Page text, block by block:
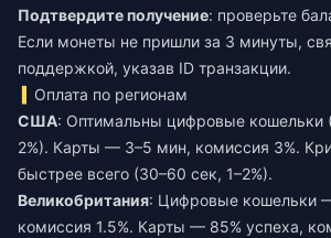
Подтвердите получение: проверьте
Если монеты не пришли за 3 минуты,
поддержкой, указав ID транзакции.
Оплата по регионам
США: Оптимальны цифровые кошельки
2%). Карты — 3–5 мин, комиссия 3%.
быстрее всего (30–60 сек, 1–2%).
Великобритания: Цифровые кошельки
комиссия 1.5%. Карты — 85% успеха,